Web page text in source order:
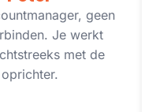
geen
Je werkt
met de
oprichter.